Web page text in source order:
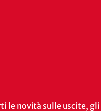
le novità sulle uscite,